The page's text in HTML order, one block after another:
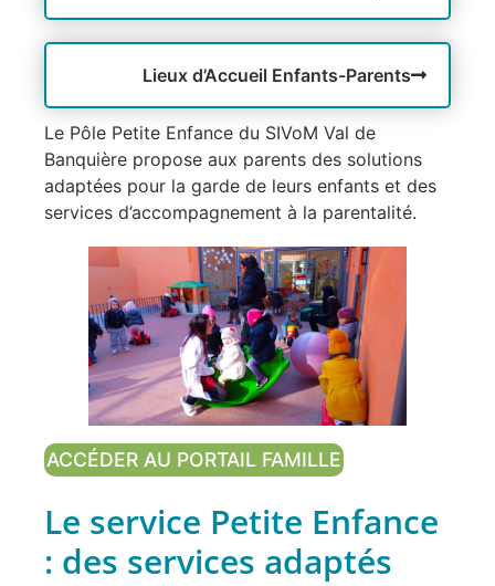
Lieux d’Accueil Enfants-Parents
Le Pôle Petite Enfance du SIVoM Val de
Banquière propose aux parents des solutions
adaptées pour la garde de leurs enfants et des
services d’accompagnement à la parentalité.
ACCÉDER AU PORTAIL FAMILLE
Le service Petite Enfance
: des services adaptés